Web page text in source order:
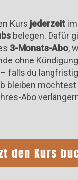
Kurs jederzeit
belegen. Dafür
3-Monats-Abo,
ohne
falls du
bleiben möchtest
Abo
den Kurs